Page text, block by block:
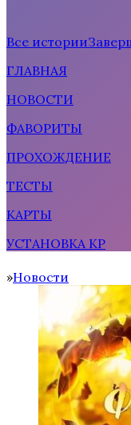
Все истории
ГЛАВНАЯ
НОВОСТИ
ФАВОРИТЫ
ПРОХОЖДЕНИЕ
ТЕСТЫ
КАРТЫ
УСТАНОВКА КР
Home
Новости